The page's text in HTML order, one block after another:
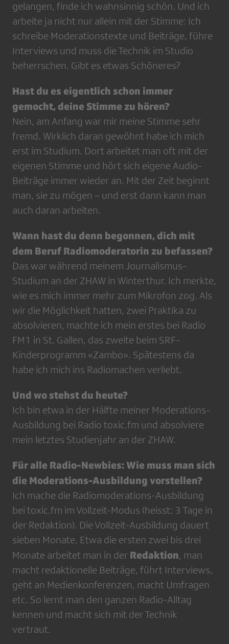
gelangen, finde ich wahnsinnig schön. Und ich
arbeite ja nicht nur allein mit der Stimme: Ich
schreibe Moderationstexte und Beiträge, führe
Interviews und muss die Technik im Studio
beherrschen. Gibt es etwas Schöneres?
Hast du es eigentlich schon immer
gemocht, deine Stimme zu hören?
Nein, am Anfang war mir meine Stimme sehr
fremd. Wirklich daran gewöhnt habe ich mich
erst im Studium. Dort arbeitet man oft mit der
eigenen Stimme und hört sich eigene Audio-
Beiträge immer wieder an. Mit der Zeit beginnt
man, sie zu mögen – und erst dann kann man
auch daran arbeiten.
Wann hast du denn begonnen, dich mit
dem Beruf Radiomoderatorin zu befassen?
Das war während meinem Journalismus-
Studium an der ZHAW in Winterthur. Ich merkte,
wie es mich immer mehr zum Mikrofon zog. Als
wir die Möglichkeit hatten, zwei Praktika zu
absolvieren, machte ich mein erstes bei Radio
FM1 in St. Gallen, das zweite beim SRF-
Kinderprogramm «Zambo». Spätestens da
habe ich mich ins Radiomachen verliebt.
Und wo stehst du heute?
Ich bin etwa in der Hälfte meiner Moderations-
Ausbildung bei Radio toxic.fm und absolviere
mein letztes Studienjahr an der ZHAW.
Für alle Radio-Newbies: Wie muss man sich
die Moderations-Ausbildung vorstellen?
Ich mache die Radiomoderations-Ausbildung
bei toxic.fm im Vollzeit-Modus (heisst: 3 Tage in
der Redaktion). Die Vollzeit-Ausbildung dauert
sieben Monate. Etwa die ersten zwei bis drei
Monate arbeitet man in der Redaktion, man
macht redaktionelle Beiträge, führt Interviews,
geht an Medienkonferenzen, macht Umfragen
etc. So lernt man den ganzen Radio-Alltag
kennen und macht sich mit der Technik
vertraut.